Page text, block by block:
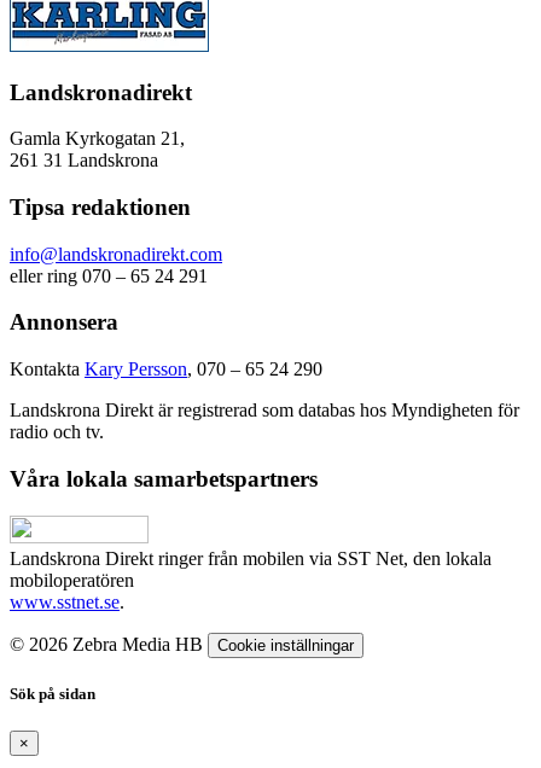
Landskronadirekt
Gamla Kyrkogatan 21,
261 31 Landskrona
Tipsa redaktionen
info@landskronadirekt.com
eller ring 070 – 65 24 291
Annonsera
Kontakta Kary Persson, 070 – 65 24 290
Landskrona Direkt är registrerad som databas hos Myndigheten för
radio och tv.
Våra lokala samarbetspartners
Landskrona Direkt ringer från mobilen via SST Net, den lokala
mobiloperatören
www.sstnet.se.
© 2026 Zebra Media HB Cookie inställningar
Sök på sidan
×